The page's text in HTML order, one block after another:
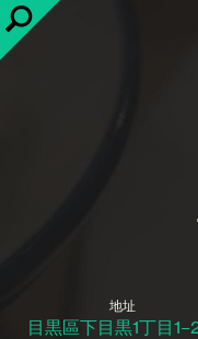
地址
目黒區下目黒1丁目